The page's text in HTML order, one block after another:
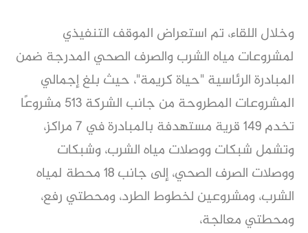
وخلال اللقاء، تم استعراض الموقف التنفيذي
لمشروعات مياه الشرب والصرف الصحي المدرجة ضمن
المبادرة الرئاسية "حياة كريمة"، حيث بلغ إجمالي
المشروعات المطروحة من جانب الشركة 513 مشروعًا
تخدم 149 قرية مستهدفة بالمبادرة في 7 مراكز،
وتشمل شبكات ووصلات مياه الشرب، وشبكات
ووصلات الصرف الصحي، إلى جانب 18 محطة لمياه
الشرب، ومشروعين لخطوط الطرد، ومحطتي رفع،
ومحطتي معالجة،